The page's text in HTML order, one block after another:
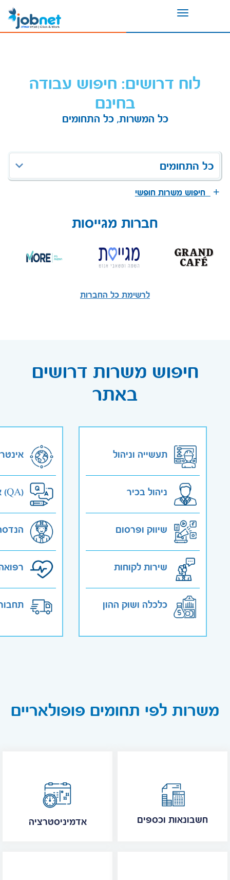
Toggle
לוח דרושים: חיפוש עבודה
בחינם
כל המשרות, כל התחומים
כל התחומים
חיפוש משרות חופשי
חברות מגייסות
לרשימת כל החברות
חיפוש משרות דרושים
באתר
תעשייה וניהול
ניהול בכיר
שיווק ופרסום
שירות לקוחות
כלכלה ושוק ההון
אבטחת איכות (QA)
משרות לפי תחומים פופולאריים
אדמיניסטרציה חשבונאות וכספים